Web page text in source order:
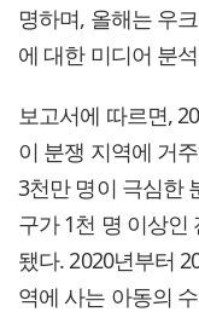
명하며, 올해는 우
에 대한 미디어 분
보고서에 따르면,
이 분쟁 지역에 거
3천만 명이 극심한
구가 1천 명 이상인
됐다. 2020년부터
역에 사는 아동의